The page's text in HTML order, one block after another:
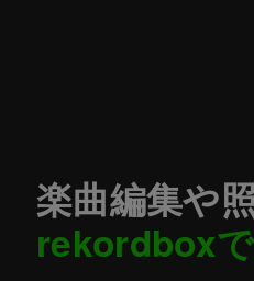
楽曲編集や
rekordbox